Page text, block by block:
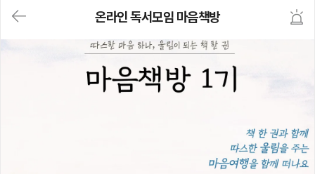
가
온라인 독서모임 마음책방